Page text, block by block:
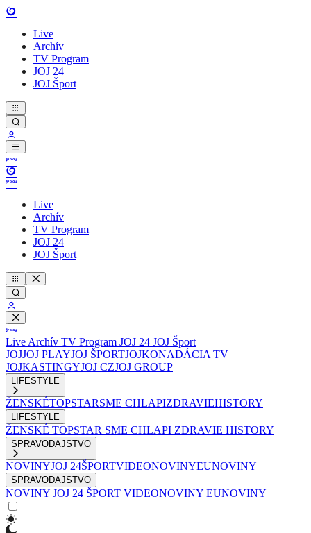
Live
Archív
TV Program
JOJ 24
JOJ Šport
Live
Archív
TV Program
JOJ 24
JOJ Šport
Live Archív TV Program JOJ 24 JOJ Šport
JOJJOJ PLAYJOJ ŠPORTJOJKONADÁCIA TV
JOJKASTINGYJOJ CZJOJ GROUP
LIFESTYLE
ŽENSKÉTOPSTARSME CHLAPIZDRAVIEHISTORY
LIFESTYLE
ŽENSKÉ TOPSTAR SME CHLAPI ZDRAVIE HISTORY
SPRAVODAJSTVO
NOVINYJOJ 24ŠPORTVIDEONOVINYEUNOVINY
SPRAVODAJSTVO
NOVINY JOJ 24 ŠPORT VIDEONOVINY EUNOVINY